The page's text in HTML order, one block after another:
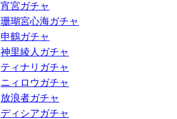
宵宮ガチャ
珊瑚宮心海ガチャ
申鶴ガチャ
神里綾人ガチャ
ティナリガチャ
ニィロウガチャ
放浪者ガチャ
ディシアガチャ